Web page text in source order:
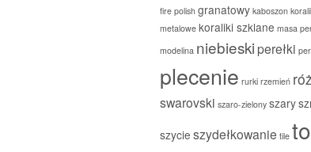
fire polish granatowy kaboszon
metalowe koraliki szklane masa
modelina niebieskiperełki
plecenie rurki rzemień
swarovski szaro-zielony szary
szycie szydełkowanie tile